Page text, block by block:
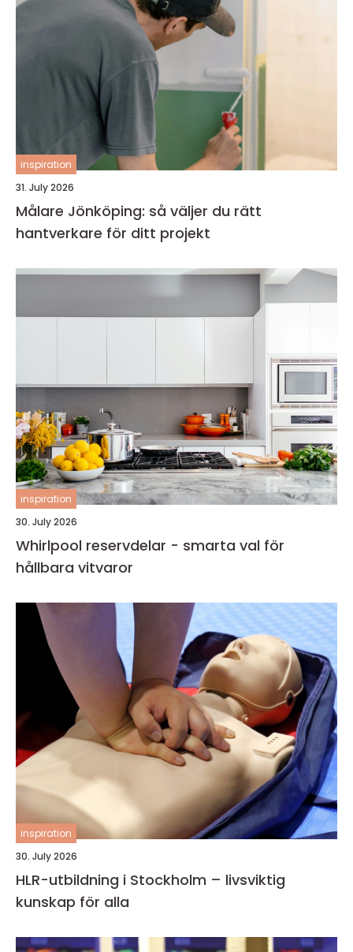
inspiration
31. July 2026
Målare Jönköping: så väljer du rätt
hantverkare för ditt projekt
inspiration
30. July 2026
Whirlpool reservdelar - smarta val för
hållbara vitvaror
inspiration
30. July 2026
HLR-utbildning i Stockholm – livsviktig
kunskap för alla